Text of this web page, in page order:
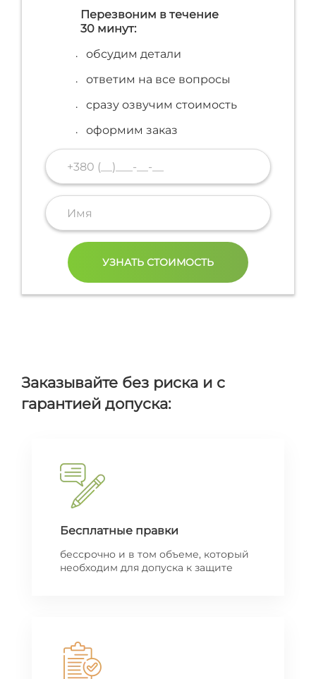
Перезвоним в течение
30 минут:
обсудим детали
ответим на все вопросы
сразу озвучим стоимость
оформим заказ
Заказывайте без риска и с
гарантией допуска:
Бесплатные правки
бессрочно и в том объеме, который
необходим для допуска к защите